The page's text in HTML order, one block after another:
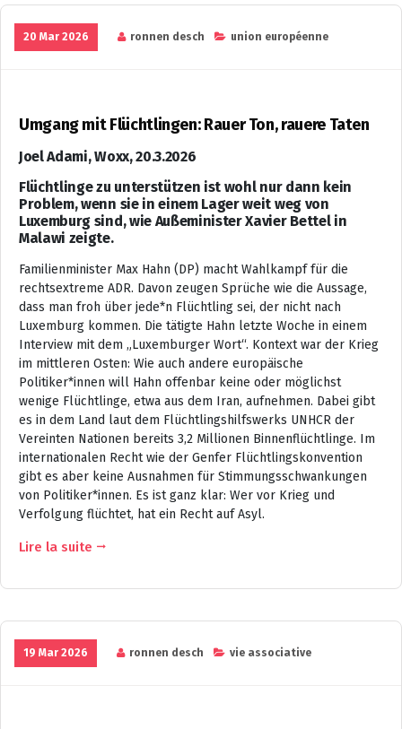
20 Mar 2026 ronnen desch union européenne
Umgang mit Flüchtlingen: Rauer Ton, rauere Taten
Joel Adami, Woxx, 20.3.2026
Flüchtlinge zu unterstützen ist wohl nur dann kein
Problem, wenn sie in einem Lager weit weg von
Luxemburg sind, wie Außeminister Xavier Bettel in
Malawi zeigte.
Familienminister Max Hahn (DP) macht Wahlkampf für die
rechtsextreme ADR. Davon zeugen Sprüche wie die Aussage,
dass man froh über jede*n Flüchtling sei, der nicht nach
Luxemburg kommen. Die tätigte Hahn letzte Woche in einem
Interview mit dem „Luxemburger Wort“. Kontext war der Krieg
im mittleren Osten: Wie auch andere europäische
Politiker*innen will Hahn offenbar keine oder möglichst
wenige Flüchtlinge, etwa aus dem Iran, aufnehmen. Dabei gibt
es in dem Land laut dem Flüchtlingshilfswerks UNHCR der
Vereinten Nationen bereits 3,2 Millionen Binnenflüchtlinge. Im
internationalen Recht wie der Genfer Flüchtlingskonvention
gibt es aber keine Ausnahmen für Stimmungsschwankungen
von Politiker*innen. Es ist ganz klar: Wer vor Krieg und
Verfolgung flüchtet, hat ein Recht auf Asyl.
Lire la suite
19 Mar 2026 ronnen desch vie associative